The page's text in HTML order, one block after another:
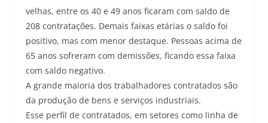
velhas, entre os 40 e 49 anos ficaram com saldo de
208 contratações. Demais faixas etárias o saldo foi
positivo, mas com menor destaque. Pessoas acima de
65 anos sofreram com demissões, ficando essa faixa
com saldo negativo.
A grande maioria dos trabalhadores contratados são
da produção de bens e serviços industriais.
Esse perfil de contratados, em setores como linha de